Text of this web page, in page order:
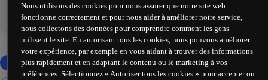
-
Nous utilisons des cookies pour nous assurer que notre site web
fonctionne correctement et pour nous aider à améliorer notre service,
nous collectons des données pour comprendre comment les gens
utilisent le site. En autorisant tous les cookies, nous pouvons améliorer
votre expérience, par exemple en vous aidant à trouver des informations
plus rapidement et en adaptant le contenu ou le marketing à vos
préférences. Sélectionnez « Autoriser tous les cookies » pour accepter ou